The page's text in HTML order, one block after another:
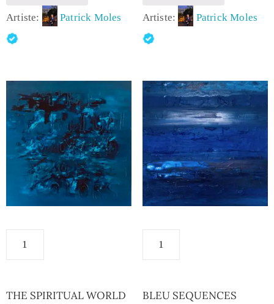
Artiste: Patrick Moles Artiste: Patrick Moles
THE SPIRITUAL WORLD
BLEU SEQUENCES